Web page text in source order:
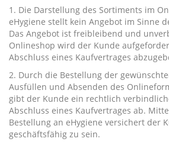
1. Die Darstellung des Sortiments im
eHygiene stellt kein Angebot im Sinne
Das Angebot ist freibleibend und
Onlineshop wird der Kunde
Abschluss eines Kaufvertrages
2. Durch die Bestellung der
Ausfüllen und Absenden des
gibt der Kunde ein rechtlich
Abschluss eines Kaufvertrages ab.
Bestellung an eHygiene versichert der
geschäftsfähig zu sein.